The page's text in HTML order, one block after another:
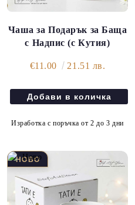
Чаша за Подарък за Баща
с Надпис (с Кутия)
€11.00 21.51 лв.
Изработка с поръчка от 2 до 3 дни